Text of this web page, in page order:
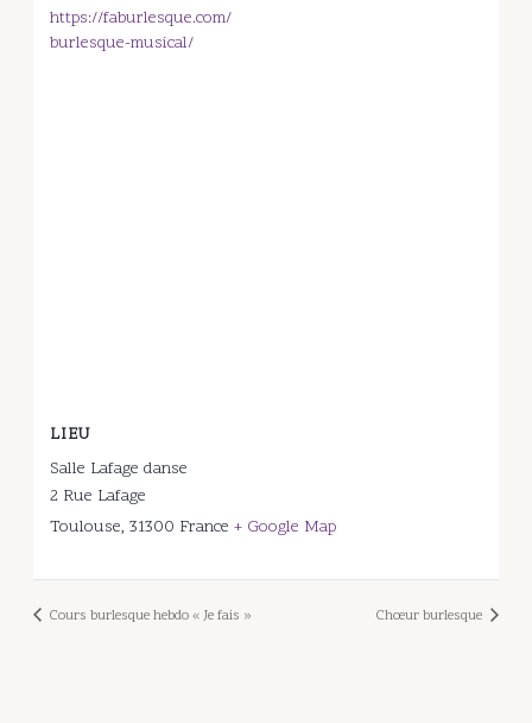
https://faburlesque.com/
burlesque-musical/
LIEU
Salle Lafage danse
2 Rue Lafage
Toulouse, 31300 France + Google Map
Cours burlesque hebdo « Je fais » Chœur burlesque